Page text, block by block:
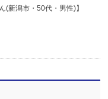
(新潟市・50代・男性)】